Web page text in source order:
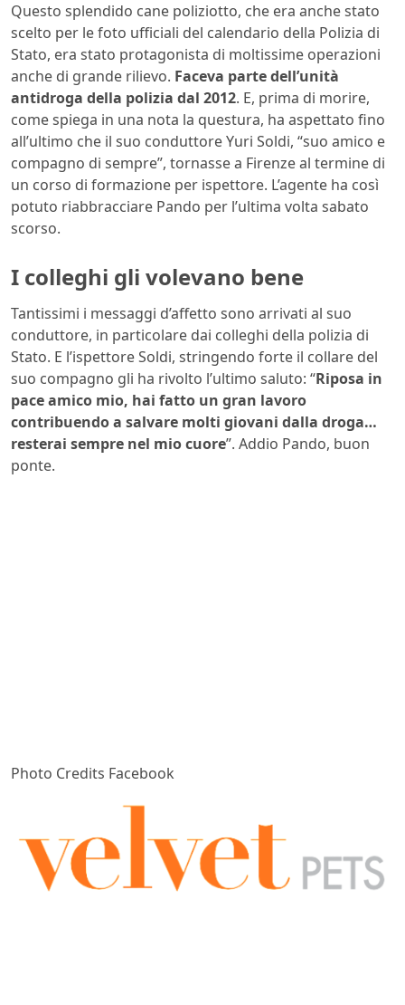
Questo splendido cane poliziotto, che era anche stato
scelto per le foto ufficiali del calendario della Polizia di
Stato, era stato protagonista di moltissime operazioni
anche di grande rilievo. Faceva parte dell’unità
antidroga della polizia dal 2012. E, prima di morire,
come spiega in una nota la questura, ha aspettato fino
all’ultimo che il suo conduttore Yuri Soldi, “suo amico e
compagno di sempre”, tornasse a Firenze al termine di
un corso di formazione per ispettore. L’agente ha così
potuto riabbracciare Pando per l’ultima volta sabato
scorso.
I colleghi gli volevano bene
Tantissimi i messaggi d’affetto sono arrivati al suo
conduttore, in particolare dai colleghi della polizia di
Stato. E l’ispettore Soldi, stringendo forte il collare del
suo compagno gli ha rivolto l’ultimo saluto: “Riposa in
pace amico mio, hai fatto un gran lavoro
contribuendo a salvare molti giovani dalla droga…
resterai sempre nel mio cuore”. Addio Pando, buon
ponte.
Photo Credits Facebook